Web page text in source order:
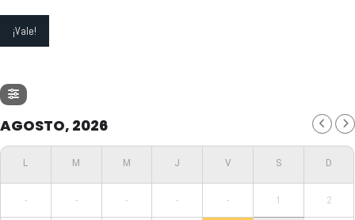
AGOSTO, 2026
- - - - - 1 2